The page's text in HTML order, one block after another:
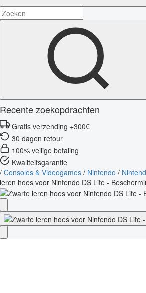
Recente zoekopdrachten
Gratis verzending +300€
30 dagen retour
100% veilige betaling
Kwaliteitsgarantie
/ Consoles & Videogames / Nintendo /
leren hoes voor Nintendo DS Lite -